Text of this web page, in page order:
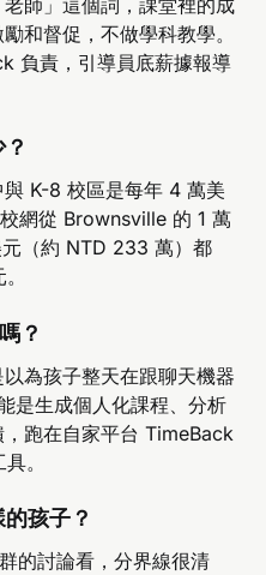
和督促，不做學科教學。
負責，引導員底薪據報導
K-8 校區是每年 4 萬美
網從 Brownsville 的 1 萬
（約 NTD 233 萬）都
？
為孩子整天在跟聊天機器
是生成個人化課程、分析
跑在自家平台 TimeBack
。
孩子？
的討論看，分界線很清